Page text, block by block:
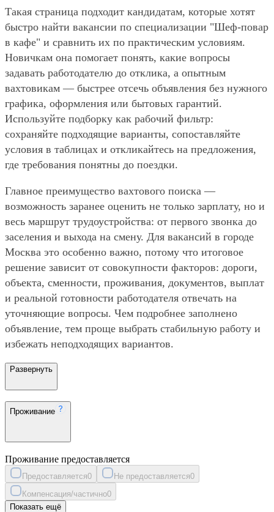
Такая страница подходит кандидатам, которые хотят
быстро найти вакансии по специализации "Шеф-повар
в кафе" и сравнить их по практическим условиям.
Новичкам она помогает понять, какие вопросы
задавать работодателю до отклика, а опытным
вахтовикам — быстрее отсечь объявления без нужного
графика, оформления или бытовых гарантий.
Используйте подборку как рабочий фильтр:
сохраняйте подходящие варианты, сопоставляйте
условия в таблицах и откликайтесь на предложения,
где требования понятны до поездки.
Главное преимущество вахтового поиска —
возможность заранее оценить не только зарплату, но и
весь маршрут трудоустройства: от первого звонка до
заселения и выхода на смену. Для вакансий в городе
Москва это особенно важно, потому что итоговое
решение зависит от совокупности факторов: дороги,
объекта, сменности, проживания, документов, выплат
и реальной готовности работодателя отвечать на
уточняющие вопросы. Чем подробнее заполнено
объявление, тем проще выбрать стабильную работу и
избежать неподходящих вариантов.
Развернуть
Проживание
Проживание предоставляется
Предоставляется0 Не предоставляется0
Компенсация/частично0
Показать ещё